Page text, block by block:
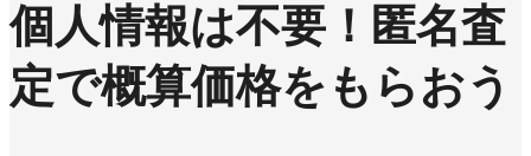
個人情報は不要！ 匿名査
定で概算価格をもらおう